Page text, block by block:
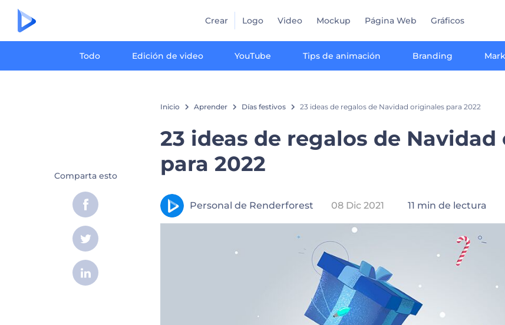
Crear Logo Video Mockup Página Web Gráficos
Todo Edición de video YouTube Tips de animación Branding
Inicio Aprender Días festivos 23 ideas de regalos de Navidad originales para 2022
23 ideas de regalos de
para 2022
Personal de Renderforest 08 Dic 2021 11 min de lectura
Comparta esto